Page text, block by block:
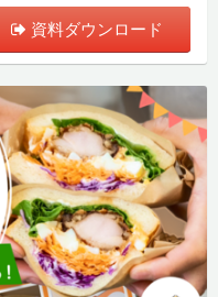
資料ダウンロード